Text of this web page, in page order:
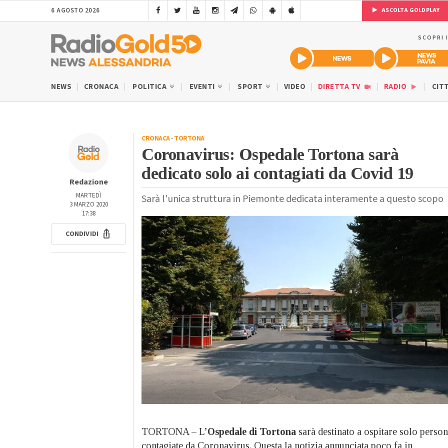
6 AGOSTO 2026 ASCOLTA GOLDPLAY
SCOPRI
NEWS CRONACA POLITICA EVENTI SPORT VIDEO DIRETTA TV RADIO
Redazione
MARTEDÌ
3 MARZO 2020
17:38
CONDIVIDI
CRONACA-TORTONA
Coronavirus: Ospedale Tortona sarà
dedicato solo ai contagiati da Covid 19
Sarà l'unica struttura in Piemonte dedicata interamente a questo scopo
TORTONA – L’Ospedale di Tortona sarà destinato a ospitare solo
contagiate da Coronavirus. Questa la notizia annunciata poco fa in